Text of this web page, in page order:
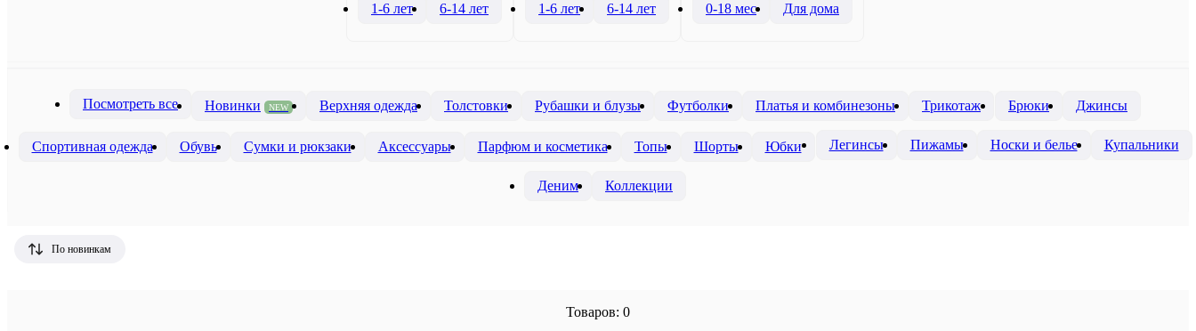
1-6 лет
6-14 лет
1-6 лет
6-14 лет
0-18 мес
Для дома
Посмотреть все Новинки NEW Верхняя одежда Толстовки Рубашки и блузы Футболки Платья и комбинезоны Трикотаж Брюки Джинсы
Спортивная одежда Обувь Сумки и рюкзаки Аксессуары Парфюм и косметика Топы Шорты Юбки Легинсы Пижамы Носки и белье Купальники
Деним Коллекции
По новинкам
Товаров: 0